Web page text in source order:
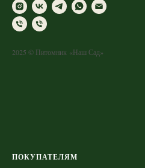
2025 © Питомник «Наш Сад»
ПОКУПАТЕЛЯМ